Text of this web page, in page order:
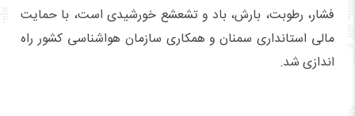
فشار، رطوبت، بارش، باد و تشعشع خورشیدی است، با حمایت
مالی استانداری سمنان و همکاری سازمان هواشناسی کشور راه
اندازی شد.